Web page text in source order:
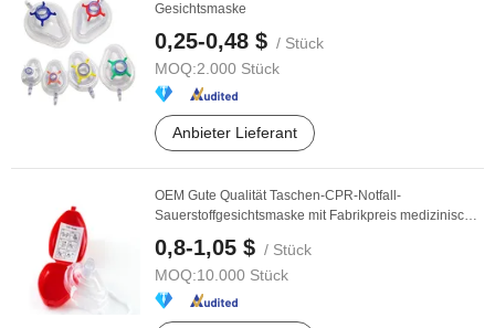
Gesichtsmaske
0,25-0,48 $ / Stück
MOQ:2.000 Stück
Anbieter Lieferant
OEM Gute Qualität Taschen-CPR-Notfall-
Sauerstoffgesichtsmaske mit Fabrikpreis medizinischer
0,8-1,05 $ / Stück
MOQ:10.000 Stück